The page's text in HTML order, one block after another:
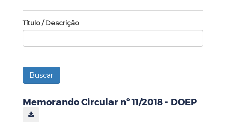
Título / Descrição
Memorando Circular nº 11/2018 - DOEP